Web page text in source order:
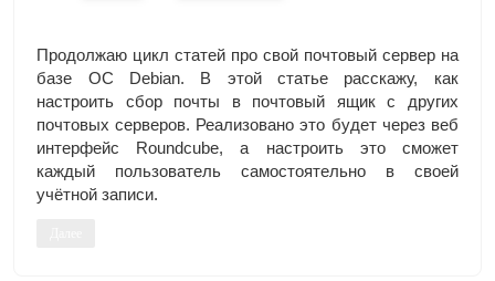
Продолжаю цикл статей про свой почтовый сервер на
базе ОС Debian. В этой статье расскажу, как
настроить сбор почты в почтовый ящик с других
почтовых серверов. Реализовано это будет через веб
интерфейс Roundcube, а настроить это сможет
каждый пользователь самостоятельно в своей
учётной записи.